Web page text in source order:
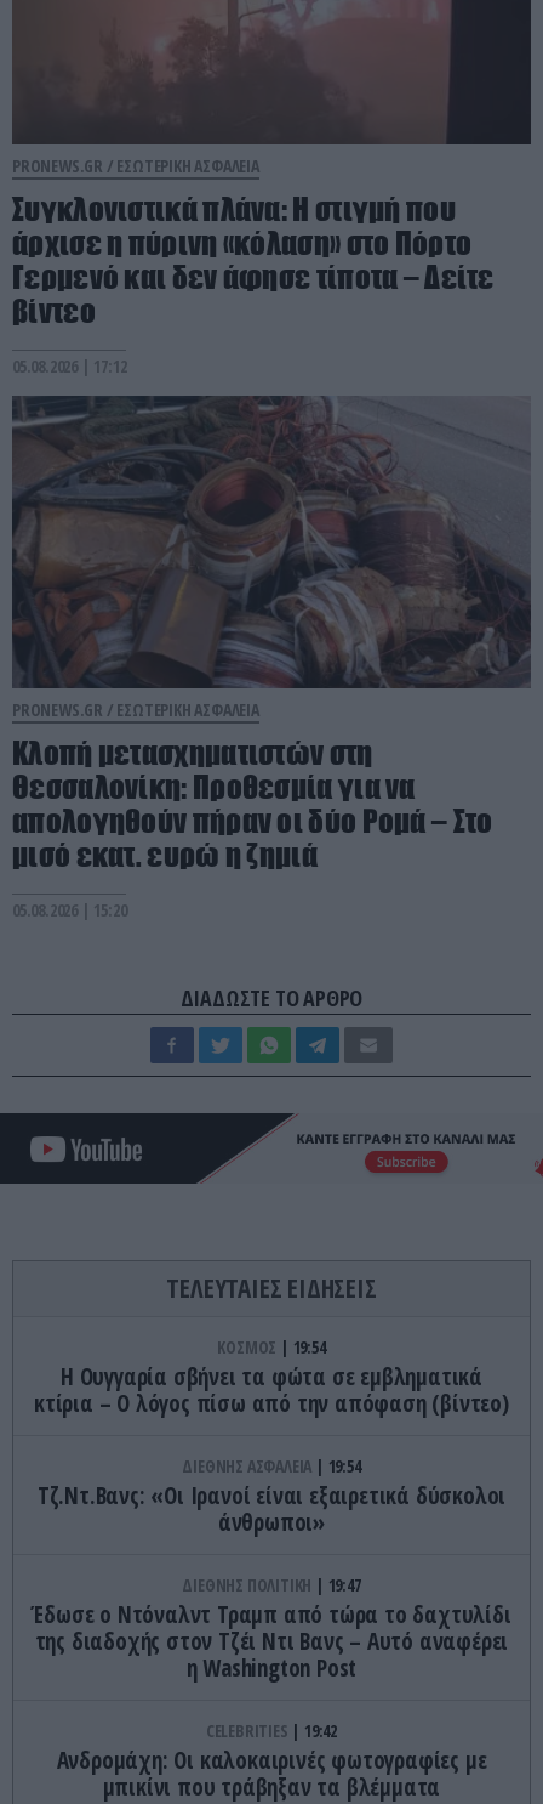
PRONEWS.GR / ΕΣΩΤΕΡΙΚΗ ΑΣΦΑΛΕΙΑ
Συγκλονιστικά πλάνα: Η στιγμή που
άρχισε η πύρινη «κόλαση» στο Πόρτο
Γερμενό και δεν άφησε τίποτα – Δείτε
βίντεο
05.08.2026 | 17:12
PRONEWS.GR / ΕΣΩΤΕΡΙΚΗ ΑΣΦΑΛΕΙΑ
Κλοπή μετασχηματιστών στη
Θεσσαλονίκη: Προθεσμία για να
απολογηθούν πήραν οι δύο Ρομά – Στο
μισό εκατ. ευρώ η ζημιά
05.08.2026 | 15:20
ΔΙΑΔΩΣΤΕ ΤΟ ΑΡΘΡΟ
ΤΕΛΕΥΤΑΙΕΣ ΕΙΔΗΣΕΙΣ
ΚΟΣΜΟΣ 19:54
Η Ουγγαρία σβήνει τα φώτα σε εμβληματικά
κτίρια – Ο λόγος πίσω από την απόφαση (βίντεο)
ΔΙΕΘΝΗΣ ΑΣΦΑΛΕΙΑ 19:54
Τζ.Ντ.Βανς: «Οι Ιρανοί είναι εξαιρετικά δύσκολοι
άνθρωποι»
ΔΙΕΘΝΗΣ ΠΟΛΙΤΙΚΗ 19:47
Έδωσε ο Ντόναλντ Τραμπ από τώρα το δαχτυλίδι
της διαδοχής στον Τζέι Ντι Βανς – Αυτό αναφέρει
η Washington Post
CELEBRITIES 19:42
Ανδρομάχη: Οι καλοκαιρινές φωτογραφίες με
μπικίνι που τράβηξαν τα βλέμματα